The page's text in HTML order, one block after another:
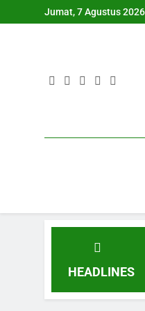
to
Jumat, 7 Agustus 2026
HEADLINES
Sekadar Good Night: